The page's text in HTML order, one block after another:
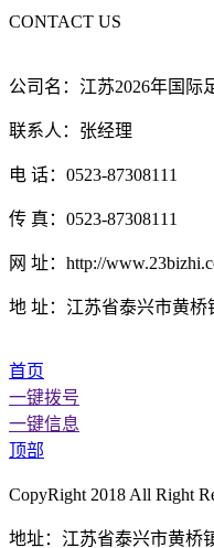
CONTACT US
公司名：江苏2026年国际
联系人：张经理
电 话：0523-87308111
传 真：0523-87308111
网 址：http://
地 址：江苏省泰兴市黄桥
首页
一键拨号
一键信息
顶部
CopyRight 2018 All
地址：江苏省泰兴市黄桥